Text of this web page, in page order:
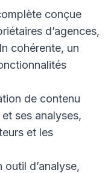
conçue
d’agences,
cohérente, un
de contenu
ses analyses,
et les
outil d’analyse,